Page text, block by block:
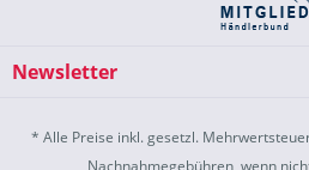
Newsletter
* Alle Preise inkl. gesetzl.